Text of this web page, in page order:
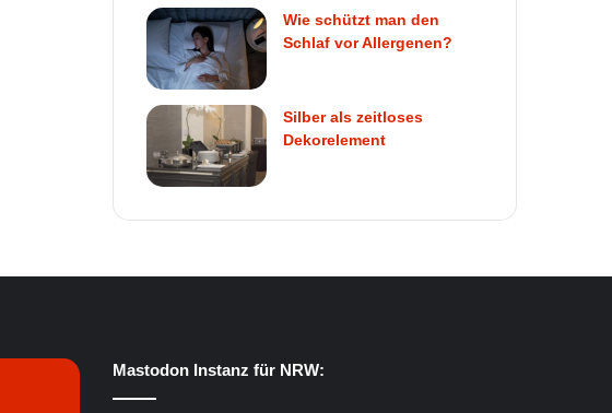
Wie schützt man den
Schlaf vor Allergenen?
Silber als zeitloses
Dekorelement
Mastodon Instanz für NRW: